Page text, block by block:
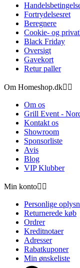
Fortrydelsesret
Beregnere
Cookie- og
Black Friday
Oversigt
Gavekort
Retur paller
Om Homeshop.dk 
Om os
Grill Event -
Kontakt os
Showroom
Sponsorliste
Avis
Blog
VIP Klubber
Min konto 
Personlige
Returnerede køb
Ordrer
Kreditnotaer
Adresser
Rabatkuponer
Min ønskeliste